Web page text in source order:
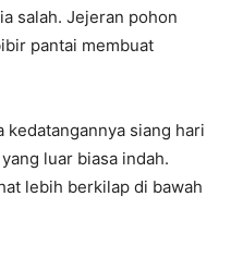
salah. Jejeran pohon
pantai membuat
kedatangannya siang hari
luar biasa indah.
lebih berkilap di bawah